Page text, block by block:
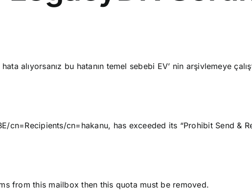
alıyorsanız bu hatanın temel sebebi EV’ nin arşivlemeye
cn=Recipients/cn=hakanu, has exceeded its “Prohibit Send &
from this mailbox then this quota must be removed.